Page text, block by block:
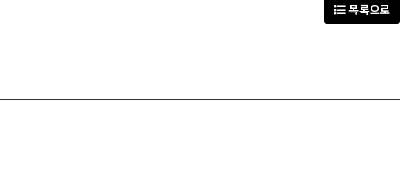
목록으로